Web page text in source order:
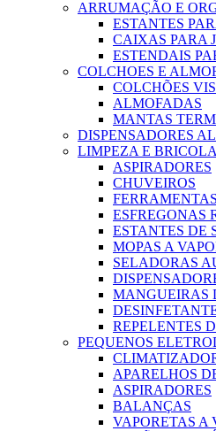
ARRUMAÇÃO E
ESTANTES
CAIXAS PARA
ESTENDAIS
COLCHOES E
COLCHÕES
ALMOFADAS
MANTAS
DISPENSADORES
LIMPEZA E
ASPIRADORES
CHUVEIROS
FERRAMENTAS
ESFREGONAS
ESTANTES DE
MOPAS A
SELADORAS
MANGUEIRAS
REPELENTES
PEQUENOS
APARELHOS
ASPIRADORES
BALANÇAS
VAPORETAS A